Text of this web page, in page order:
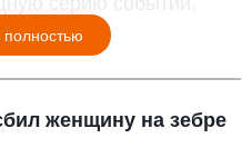
полностью
женщину на зебре